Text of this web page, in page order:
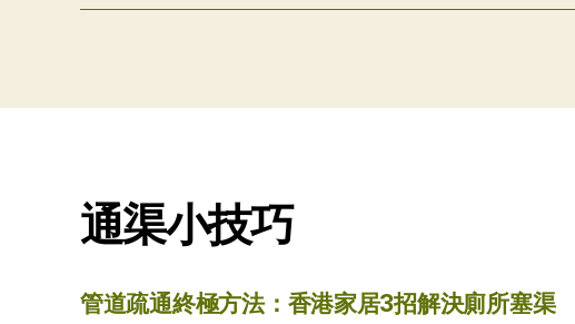
通渠小技巧
管道疏通終極方法：香港家居3招解決廁所塞渠